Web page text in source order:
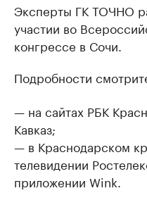
Эксперты ГК ТОЧНО
участии во
конгрессе в Сочи.
Подробности
— на сайтах РБК
Кавказ;
— в Краснодарском
телевидении
приложении Wink.